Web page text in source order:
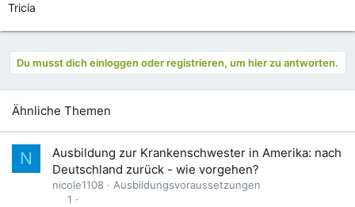
Tricia
Du musst dich einloggen oder registrieren, um hier zu antworten.
Ähnliche Themen
N
Ausbildung zur Krankenschwester in Amerika: nach
Deutschland zurück - wie vorgehen?
nicole1108
Ausbildungsvoraussetzungen
1